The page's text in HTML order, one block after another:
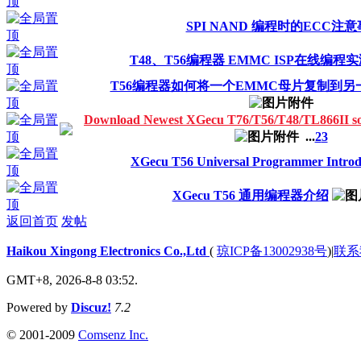
SPI NAND 编程时的ECC注意
T48、T56编程器 EMMC ISP在线编程实
T56编程器如何将一个EMMC母片复制到另
Download Newest XGecu T76/T56/T48/TL866II
...23
XGecu T56 Universal Programmer
XGecu T56 通用编程器介绍
返回首页 发帖
Haikou Xingong Electronics Co.,Ltd ( 琼ICP备13002938号)|联
GMT+8, 2026-8-8 03:52.
Powered by Discuz! 7.2
© 2001-2009 Comsenz Inc.